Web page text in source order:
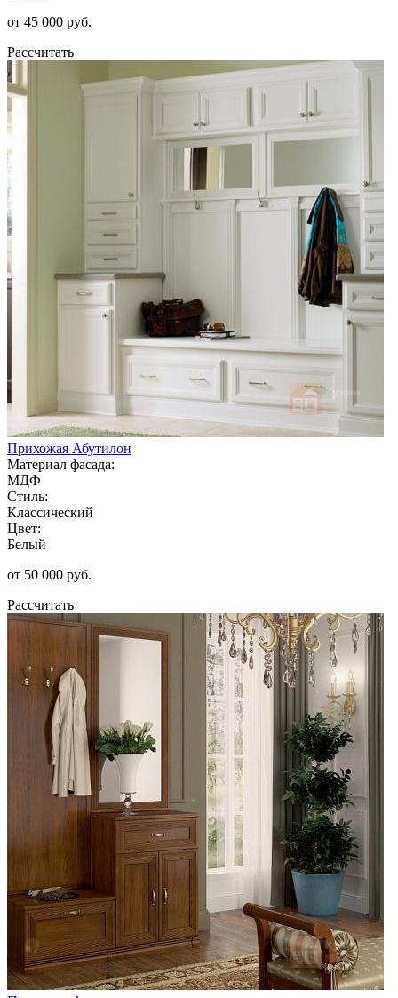
от 45 000 руб.
Рассчитать
Прихожая Абутилон
Материал фасада:
МДФ
Стиль:
Классический
Цвет:
Белый
от 50 000 руб.
Рассчитать